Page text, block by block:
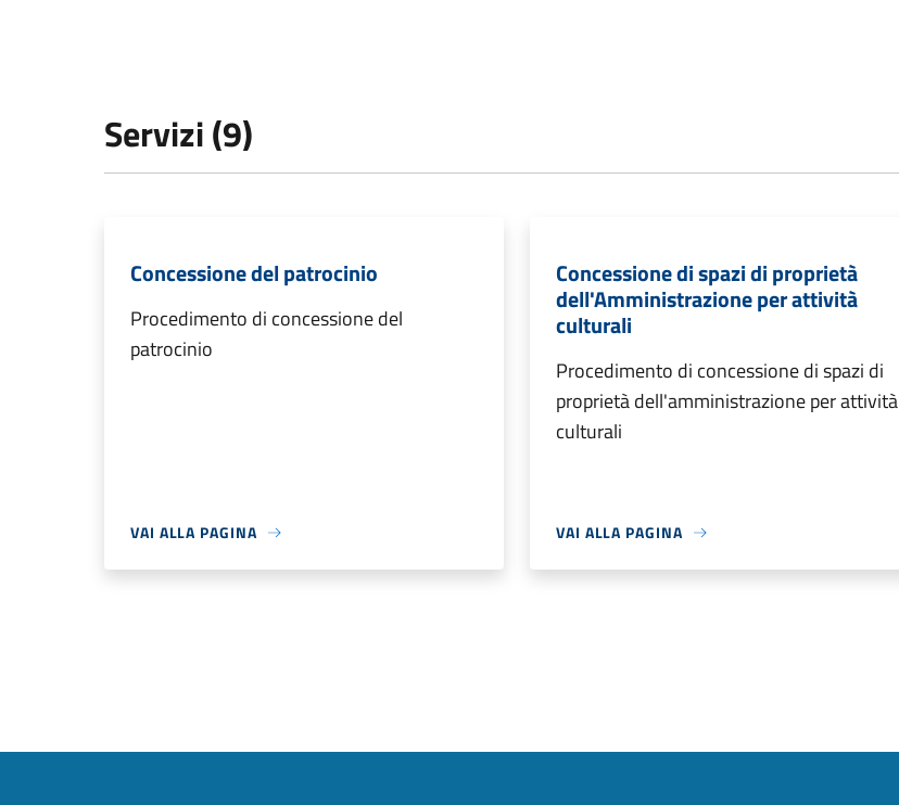
Servizi (9)
Concessione del patrocinio
Procedimento di concessione del
patrocinio
VAI ALLA PAGINA
Concessione di spazi di proprietà
dell'Amministrazione per attività
culturali
Procedimento di concessione di spazi di
proprietà dell'amministrazione per attività
culturali
VAI ALLA PAGINA